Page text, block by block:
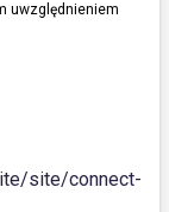
uwzględnieniem
site/connect-